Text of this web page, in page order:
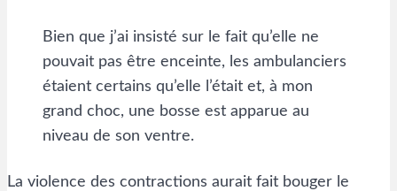
Bien que j’ai insisté sur le fait qu’elle ne
pouvait pas être enceinte, les ambulanciers
étaient certains qu’elle l’était et, à mon
grand choc, une bosse est apparue au
niveau de son ventre.
La violence des contractions aurait fait bouger le